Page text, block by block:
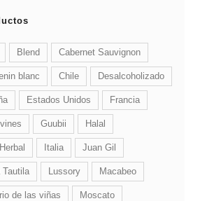
Blend Cabernet Sauvignon
blanc Chile Desalcoholizado
Estados Unidos Francia
Guubii Halal
Herbal Italia Juan Gil
Tautila Lussory Macabeo
de las viñas Moscato